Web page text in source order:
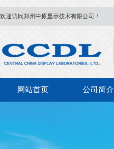
欢迎访问郑州中原显示技术有限公司！
网站首页 公司简介